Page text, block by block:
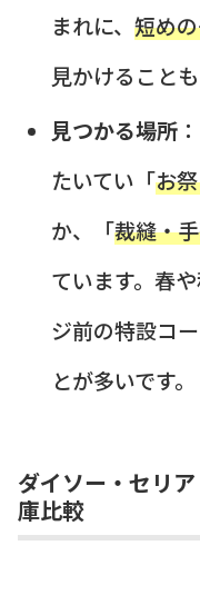
まれに、 短め
見かけることも
見つかる場所：
たいてい「お
か、「裁縫・
ています。春
ジ前の特設コ
とが多いです。
ダイソー・セリ
庫比較